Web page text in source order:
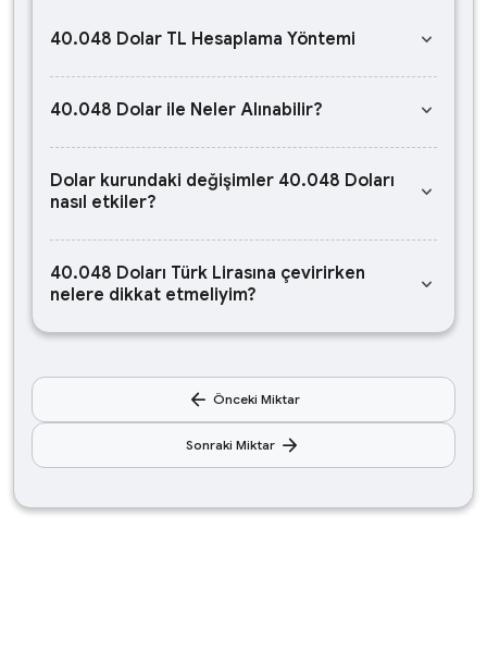
40.048 Dolar TL Hesaplama Yöntemi keyboard_arrow_down
40.048 Dolar ile Neler Alınabilir? keyboard_arrow_down
Dolar kurundaki değişimler 40.048 Doları
nasıl etkiler?
keyboard_arrow_down
40.048 Doları Türk Lirasına çevirirken
nelere dikkat etmeliyim?
keyboard_arrow_down
arrow_back Önceki Miktar
Sonraki Miktar arrow_forward